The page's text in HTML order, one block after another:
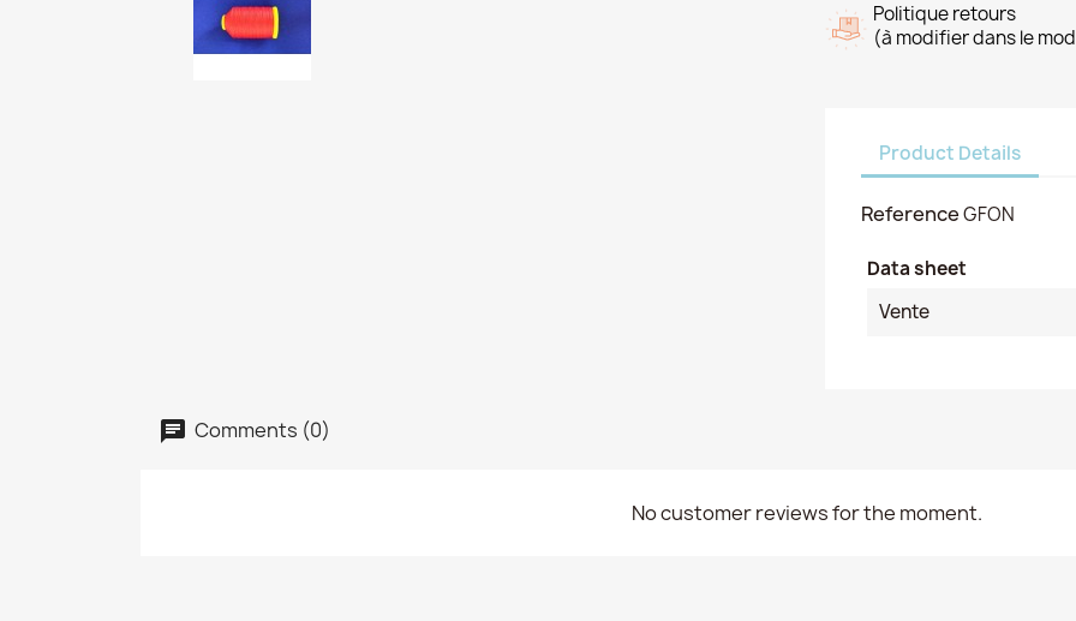
Politique retours
(à modifier dans le
Product Details
ReferenceGFON
Data sheet
Vente
Comments (0)
No customer reviews for the moment.